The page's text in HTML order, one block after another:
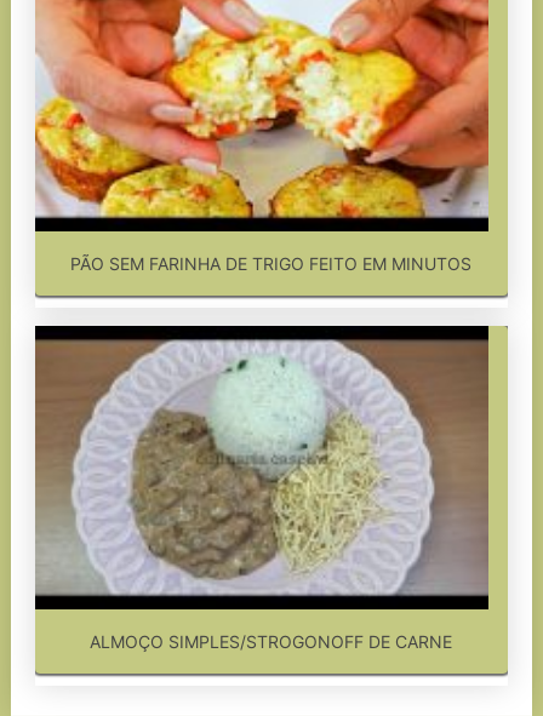
PÃO SEM FARINHA DE TRIGO FEITO EM MINUTOS
ALMOÇO SIMPLES/STROGONOFF DE CARNE